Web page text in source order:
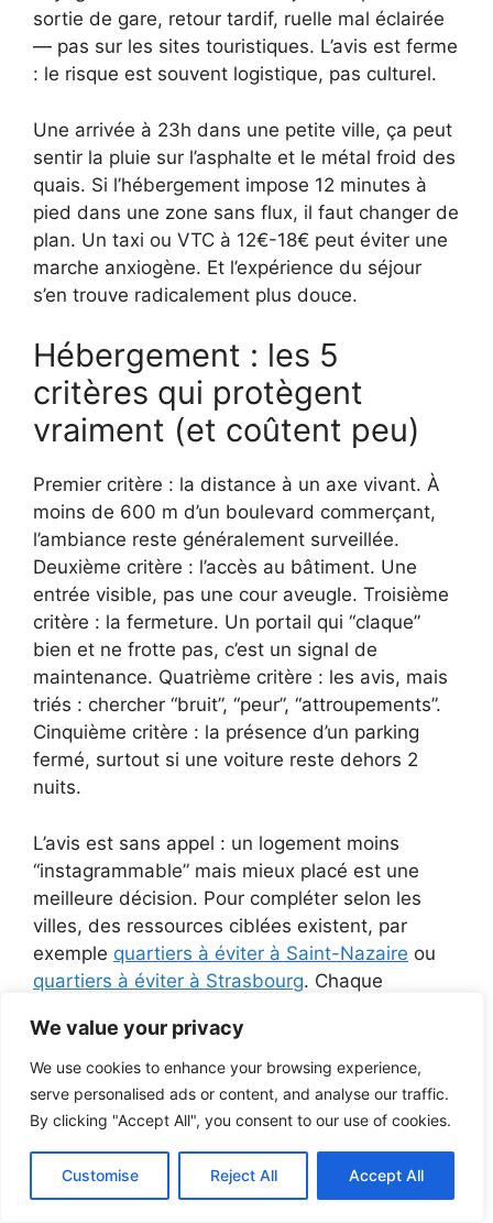
We value your privacy
We use cookies to enhance your browsing experience,
serve personalised ads or content, and analyse our traffic.
By clicking "Accept All", you consent to our use of cookies.
Customise Reject All Accept All
sortie de gare, retour tardif, ruelle mal éclairée
— pas sur les sites touristiques. L’avis est ferme
: le risque est souvent logistique, pas culturel.
Une arrivée à 23h dans une petite ville, ça peut
sentir la pluie sur l’asphalte et le métal froid des
quais. Si l’hébergement impose 12 minutes à
pied dans une zone sans flux, il faut changer de
plan. Un taxi ou VTC à 12€-18€ peut éviter une
marche anxiogène. Et l’expérience du séjour
s’en trouve radicalement plus douce.
Hébergement : les 5
critères qui protègent
vraiment (et coûtent peu)
Premier critère : la distance à un axe vivant. À
moins de 600 m d’un boulevard commerçant,
l’ambiance reste généralement surveillée.
Deuxième critère : l’accès au bâtiment. Une
entrée visible, pas une cour aveugle. Troisième
critère : la fermeture. Un portail qui “claque”
bien et ne frotte pas, c’est un signal de
maintenance. Quatrième critère : les avis, mais
triés : chercher “bruit”, “peur”, “attroupements”.
Cinquième critère : la présence d’un parking
fermé, surtout si une voiture reste dehors 2
nuits.
L’avis est sans appel : un logement moins
“instagrammable” mais mieux placé est une
meilleure décision. Pour compléter selon les
villes, des ressources ciblées existent, par
exemple quartiers à éviter à Saint-Nazaire ou
quartiers à éviter à Strasbourg. Chaque
les généralités.
Déplacements : réduire
l’exposition sans se priver
À pied, la règle est simple : préférer les rues